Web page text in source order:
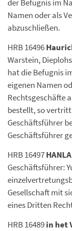
der Befugnis im
Namen oder als
abzuschließen.
HRB 16496
Warstein,
hat die Befugnis
eigenen Namen
Rechtsgeschäfte
bestellt, so vertritt
Geschäftsführer
Geschäftsführer
HRB 16497
Geschäftsführer:
Gesellschaft mit
eines Dritten
HRB 16489in het